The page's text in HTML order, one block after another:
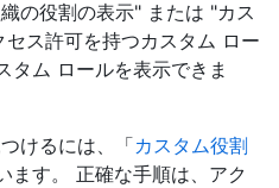
の役割の表示" または "カス
ス許可を持つカスタム ロー
タム ロールを表示できま
けるには、「カスタム役割
ます。 正確な手順は、アク